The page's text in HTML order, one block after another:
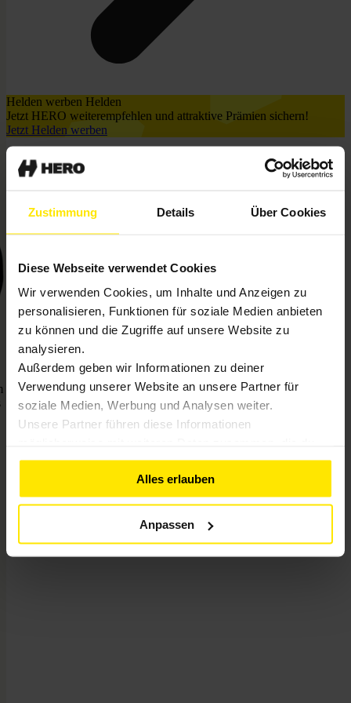
Zustimmung Details Über Cookies
Diese Webseite verwendet Cookies
Wir verwenden Cookies, um Inhalte und Anzeigen zu
personalisieren, Funktionen für soziale Medien anbieten
zu können und die Zugriffe auf unsere Website zu
analysieren.
Außerdem geben wir Informationen zu deiner
Verwendung unserer Website an unsere Partner für
soziale Medien, Werbung und Analysen weiter.
Unsere Partner führen diese Informationen
ihnen bereitgestellt hast oder die sie im Rahmen deiner
Nutzung der Dienste gesammelt haben. Weitere
Informationen findest du in unserer
Datenschutzerklärung
Alles erlauben
Anpassen
Helden werben Helden
Jetzt HERO weiterempfehlen und attraktive Prämien sichern!
Jetzt Helden werben